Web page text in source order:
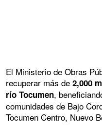
El Ministerio de Obras
recuperar más de 2,000
río Tocumen,
comunidades de Bajo
Tocumen Centro, Nuevo